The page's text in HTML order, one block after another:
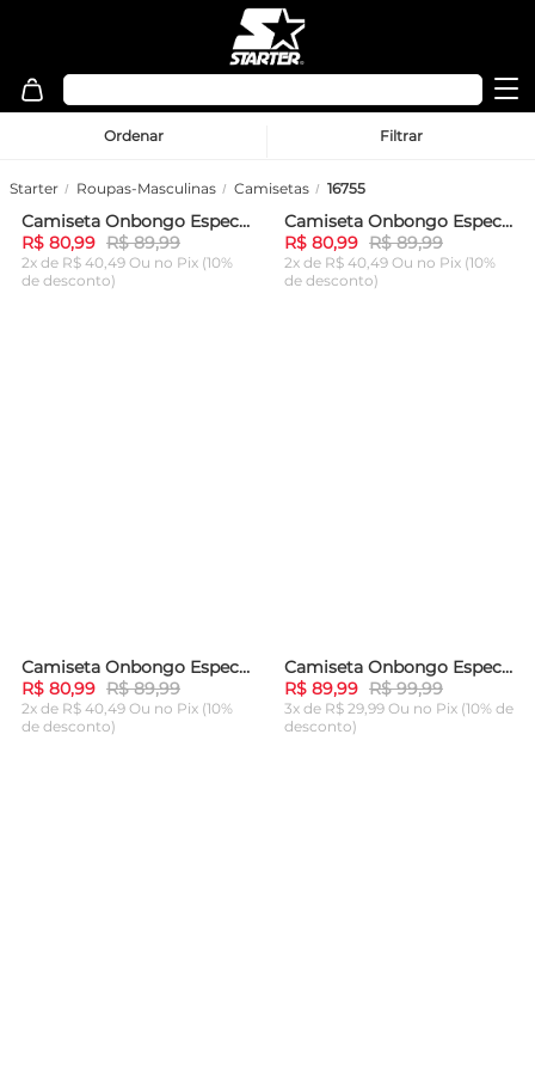
Ordenar Filtrar
Starter Roupas-Masculinas Camisetas 16755
-10%Camiseta Onbongo Especial Vermelha
R$ 80,99 R$ 89,99
2x de R$ 40,49 Ou no Pix (10%
de desconto)
-10%Camiseta Onbongo Especial Estampada Preta
R$ 80,99 R$ 89,99
2x de R$ 40,49 Ou no Pix (10%
de desconto)
-10%Camiseta Onbongo Especial Estampada Cinza Mescla Claro
R$ 80,99 R$ 89,99
2x de R$ 40,49 Ou no Pix (10%
de desconto)
-10%Camiseta Onbongo Especial Estampada Vermelha
R$ 89,99 R$ 99,99
3x de R$ 29,99 Ou no Pix (10% de
desconto)